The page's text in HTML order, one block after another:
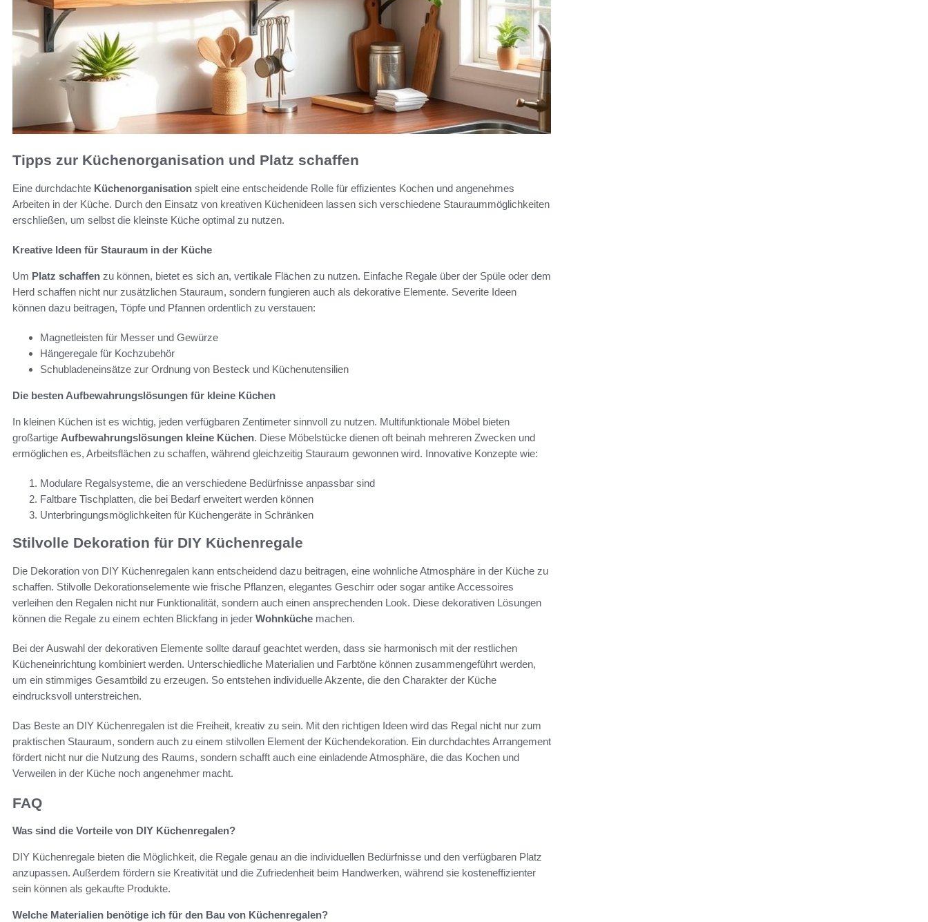
Tipps zur Küchenorganisation und Platz schaffen
Eine durchdachte Küchenorganisation spielt eine entscheidende Rolle für effizientes Kochen und angenehmes
Arbeiten in der Küche. Durch den Einsatz von kreativen Küchenideen lassen sich verschiedene Stauraummöglichkeiten
erschließen, um selbst die kleinste Küche optimal zu nutzen.
Kreative Ideen für Stauraum in der Küche
Um Platz schaffen zu können, bietet es sich an, vertikale Flächen zu nutzen. Einfache Regale über der Spüle oder dem
Herd schaffen nicht nur zusätzlichen Stauraum, sondern fungieren auch als dekorative Elemente. Severite Ideen
können dazu beitragen, Töpfe und Pfannen ordentlich zu verstauen:
Magnetleisten für Messer und Gewürze
Hängeregale für Kochzubehör
Schubladeneinsätze zur Ordnung von Besteck und Küchenutensilien
Die besten Aufbewahrungslösungen für kleine Küchen
In kleinen Küchen ist es wichtig, jeden verfügbaren Zentimeter sinnvoll zu nutzen. Multifunktionale Möbel bieten
großartige Aufbewahrungslösungen kleine Küchen. Diese Möbelstücke dienen oft beinah mehreren Zwecken und
ermöglichen es, Arbeitsflächen zu schaffen, während gleichzeitig Stauraum gewonnen wird. Innovative Konzepte wie:
Modulare Regalsysteme, die an verschiedene Bedürfnisse anpassbar sind
Faltbare Tischplatten, die bei Bedarf erweitert werden können
Unterbringungsmöglichkeiten für Küchengeräte in Schränken
Stilvolle Dekoration für DIY Küchenregale
Die Dekoration von DIY Küchenregalen kann entscheidend dazu beitragen, eine wohnliche Atmosphäre in der Küche zu
schaffen. Stilvolle Dekorationselemente wie frische Pflanzen, elegantes Geschirr oder sogar antike Accessoires
verleihen den Regalen nicht nur Funktionalität, sondern auch einen ansprechenden Look. Diese dekorativen Lösungen
können die Regale zu einem echten Blickfang in jeder Wohnküche machen.
Bei der Auswahl der dekorativen Elemente sollte darauf geachtet werden, dass sie harmonisch mit der restlichen
Kücheneinrichtung kombiniert werden. Unterschiedliche Materialien und Farbtöne können zusammengeführt werden,
um ein stimmiges Gesamtbild zu erzeugen. So entstehen individuelle Akzente, die den Charakter der Küche
eindrucksvoll unterstreichen.
Das Beste an DIY Küchenregalen ist die Freiheit, kreativ zu sein. Mit den richtigen Ideen wird das Regal nicht nur zum
praktischen Stauraum, sondern auch zu einem stilvollen Element der Küchendekoration. Ein durchdachtes Arrangement
fördert nicht nur die Nutzung des Raums, sondern schafft auch eine einladende Atmosphäre, die das Kochen und
Verweilen in der Küche noch angenehmer macht.
FAQ
Was sind die Vorteile von DIY Küchenregalen?
DIY Küchenregale bieten die Möglichkeit, die Regale genau an die individuellen Bedürfnisse und den verfügbaren Platz
anzupassen. Außerdem fördern sie Kreativität und die Zufriedenheit beim Handwerken, während sie kosteneffizienter
sein können als gekaufte Produkte.
Welche Materialien benötige ich für den Bau von Küchenregalen?